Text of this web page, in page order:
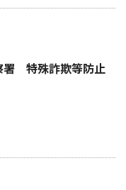
特殊詐欺等防止